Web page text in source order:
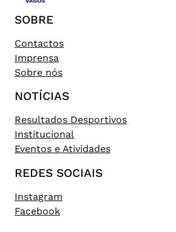
SOBRE
Contactos
Imprensa
Sobre nós
NOTÍCIAS
Resultados Desportivos
Institucional
Eventos e Atividades
REDES SOCIAIS
Instagram
Facebook